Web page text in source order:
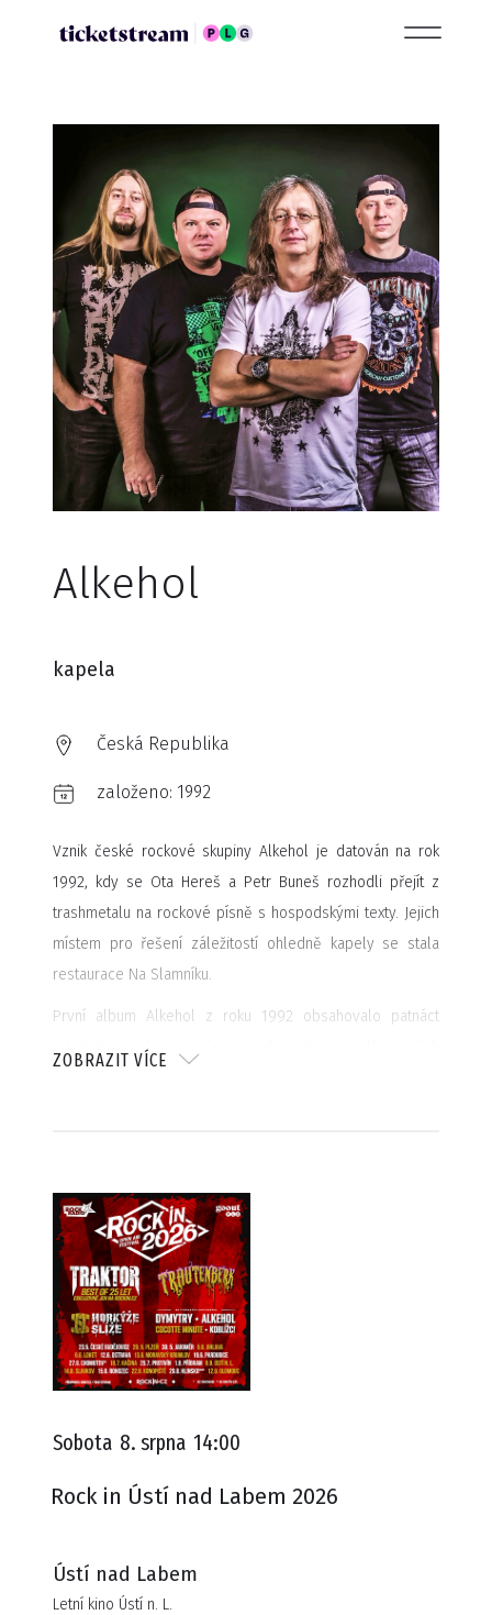
Alkehol
kapela
Česká Republika
založeno: 1992
Vznik české rockové skupiny Alkehol je datován na rok
1992, kdy se Ota Hereš a Petr Buneš rozhodli přejít z
trashmetalu na rockové písně s hospodskými texty. Jejich
místem pro řešení záležitostí ohledně kapely se stala
restaurace Na Slamníku.
První album Alkehol z roku 1992 obsahovalo patnáct
skladeb a stalo se jedním ze dvaceti nejprodávanějších
tým HC Kometa Brno a v současnosti používá nástupovou
hymnu od Alkeholu i hokejový HC Slavia Praha.
ZOBRAZIT VÍCE
Sobota 8. srpna 14:00
Rock in Ústí nad Labem 2026
Ústí nad Labem
Letní kino Ústí n. L.